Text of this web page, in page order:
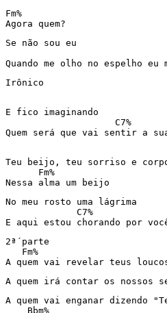
Fm%
Agora quem?
Se não sou eu
Quando me olho no espelho
Irônico
E fico imaginando
                    C7%
Quem será que vai sentir a
Teu beijo, teu sorriso e
      Fm%
Nessa alma um beijo
No meu rosto uma lágrima
             C7%
E aqui estou chorando por
2ª´parte
   Fm%
A quem vai revelar teus
A quem irá contar os nossos
A quem vai enganar dizendo
    Bbm%